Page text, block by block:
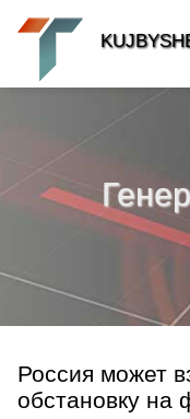
Россия может
обстановку на